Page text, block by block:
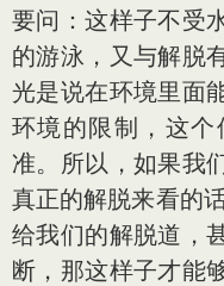
要问：这样子不受
的游泳，又与解脱
光是说在环境里面
环境的限制，这
准。所以，如果我
真正的解脱来看的
给我们的解脱道，
断，那这样子才能